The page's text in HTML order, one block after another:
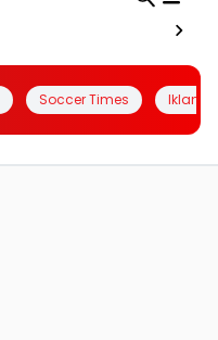
Soccer Times Iklanin